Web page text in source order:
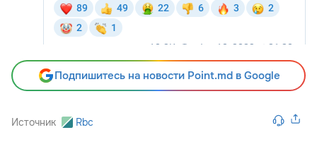
Подпишитесь на новости Point.md в Google
Источник Rbc